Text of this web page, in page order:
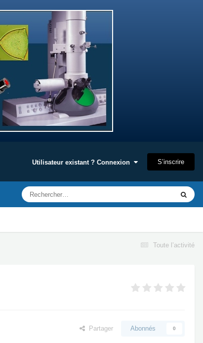
Utilisateur existant ? Connexion S’inscrire
Toute l’activité
Partager Abonnés 0